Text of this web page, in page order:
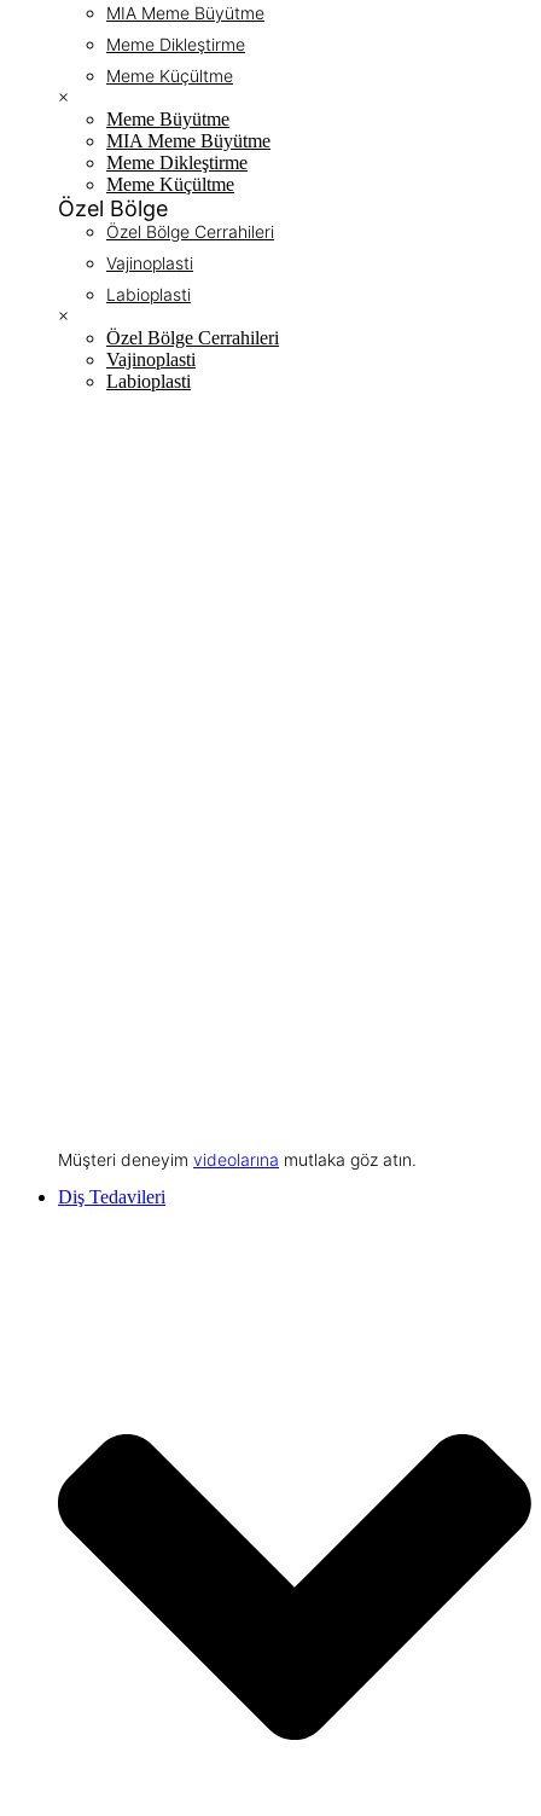
MIA Meme Büyütme
Meme Dikleştirme
Meme Küçültme
×
Meme Büyütme
MIA Meme Büyütme
Meme Dikleştirme
Meme Küçültme
Özel Bölge
Özel Bölge Cerrahileri
Vajinoplasti
Labioplasti
×
Özel Bölge Cerrahileri
Vajinoplasti
Labioplasti
Müşteri deneyim videolarına mutlaka göz atın.
Diş Tedavileri